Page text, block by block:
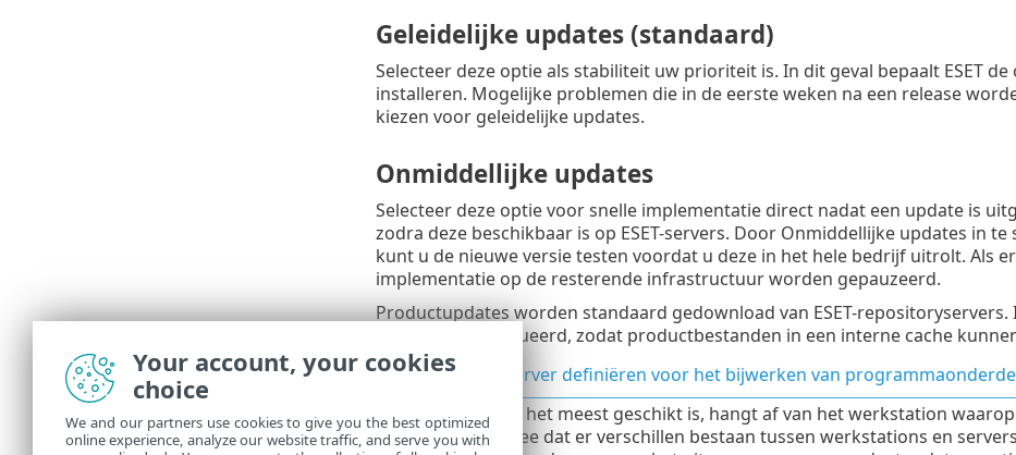
Geleidelijke updates (standaard)
Selecteer deze optie als stabiliteit uw prioriteit is. In dit geval bepaalt ESET
installeren. Mogelijke problemen die in de eerste weken na een release
kiezen voor geleidelijke updates.
Onmiddellijke updates
Selecteer deze optie voor snelle implementatie direct nadat een update is
zodra deze beschikbaar is op ESET-servers. Door Onmiddellijke updates in
kunt u de nieuwe versie testen voordat u deze in het hele bedrijf uitrolt. Als
implementatie op de resterende infrastructuur worden gepauzeerd.
Productupdates worden standaard gedownload van ESET-
worden gedistribueerd, zodat productbestanden in een interne cache
Aangepaste server definiëren voor het bijwerken van
Welke optie het meest geschikt is, hangt af van het werkstation
rekening mee dat er verschillen bestaan tussen werkstations en
Your account, your cookies
choice
We and our partners use cookies to give you the best optimized
online experience, analyze our website traffic, and serve you with